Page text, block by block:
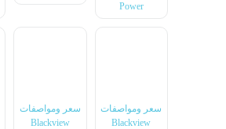
Power
سعر ومواصفات
Blackview
سعر ومواصفات
Blackview